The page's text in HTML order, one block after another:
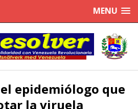
MENU
epidemiólogo que
la viruela